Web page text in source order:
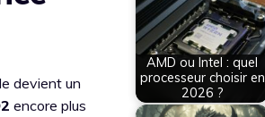
devient un
encore plus
AMD ou Intel : quel
processeur choisir en
2026 ?